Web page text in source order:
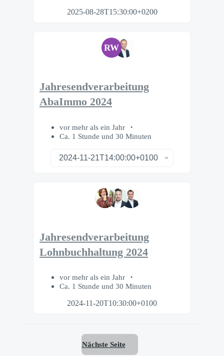
2025-08-28T15:30:00+0200
RW
Jahresendverarbeitung
AbaImmo 2024
vor mehr als ein Jahr
Ca. 1 Stunde und 30 Minuten
Jahresendverarbeitung
Lohnbuchhaltung 2024
vor mehr als ein Jahr
Ca. 1 Stunde und 30 Minuten
2024-11-20T10:30:00+0100
Nächste Seite